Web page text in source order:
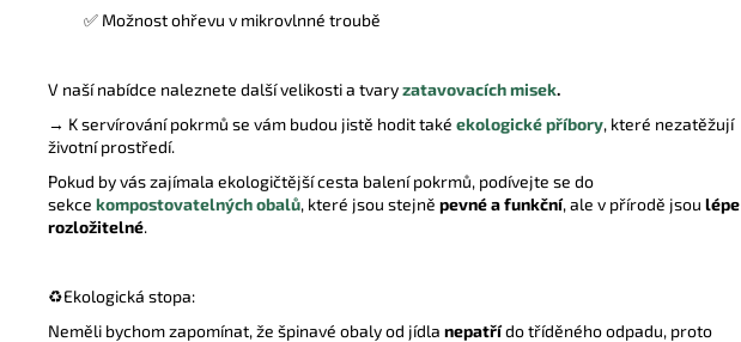
✅ Možnost ohřevu v mikrovlnné troubě
V naší nabídce naleznete další velikosti a tvaryzatavovacích misek.
→ K servírování pokrmů se vám budou jistě hodit také ekologické příbory, které nezatěžují
životní prostředí.
Pokud by vás zajímala ekologičtější cesta balení pokrmů, podívejte se do
sekce kompostovatelných obalů, které jsou stejně pevné a funkční, ale v přírodě jsou lépe
rozložitelné.
♻️Ekologická stopa:
Neměli bychom zapomínat, že špinavé obaly od jídla nepatřído tříděného odpadu, proto